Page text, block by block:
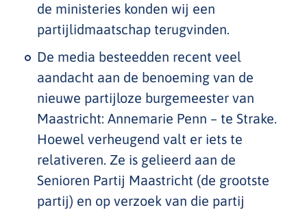
de ministeries konden wij een
partijlidmaatschap terugvinden.
De media besteedden recent veel
aandacht aan de benoeming van de
nieuwe partijloze burgemeester van
Maastricht: Annemarie Penn – te Strake.
Hoewel verheugend valt er iets te
relativeren. Ze is gelieerd aan de
Senioren Partij Maastricht (de grootste
partij) en op verzoek van die partij